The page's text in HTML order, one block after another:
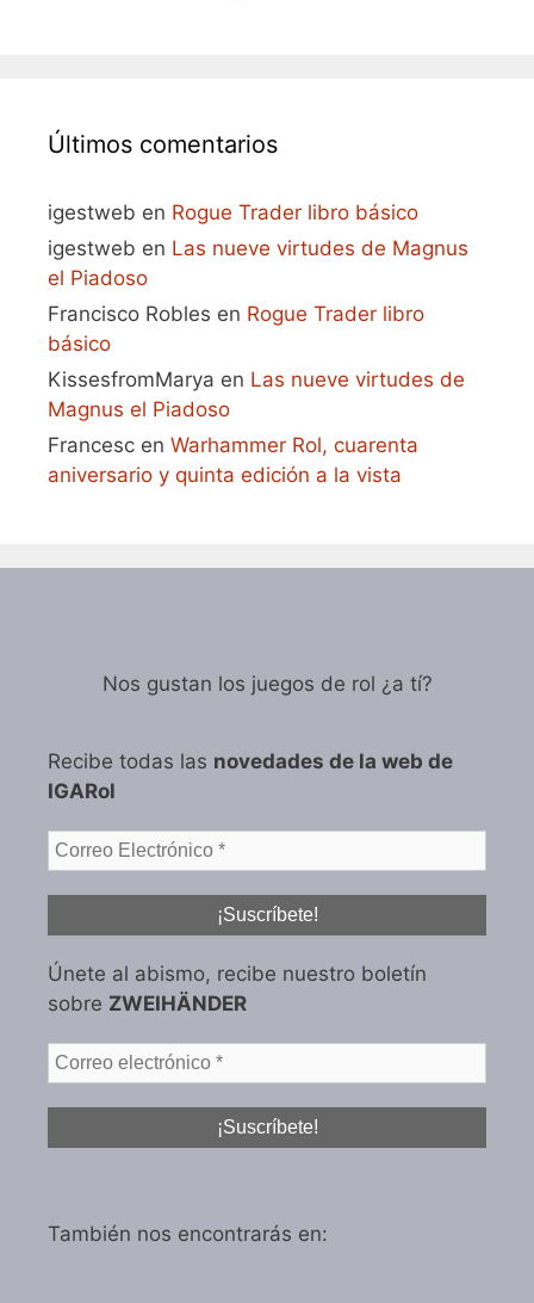
Últimos comentarios
igestweb en Rogue Trader libro básico
igestweb en Las nueve virtudes de Magnus
el Piadoso
Francisco Robles en Rogue Trader libro
básico
KissesfromMarya en Las nueve virtudes de
Magnus el Piadoso
Francesc en Warhammer Rol, cuarenta
aniversario y quinta edición a la vista
Nos gustan los juegos de rol ¿a tí?
Recibe todas las novedades de la web de
IGARol
Únete al abismo, recibe nuestro boletín
sobre ZWEIHÄNDER
También nos encontrarás en: